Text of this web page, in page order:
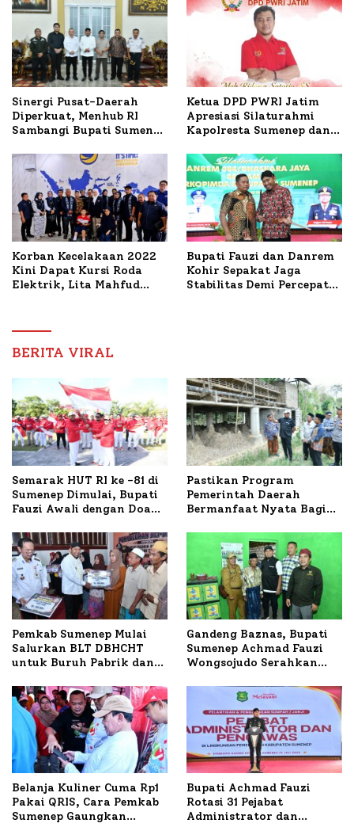
Sinergi Pusat-Daerah
Diperkuat, Menhub RI
Sambangi Bupati Sumenep
Mutiara Sentosa II
Ketua DPD PWRI Jatim
Apresiasi Silaturahmi
Kapolresta Sumenep dan
Ideal Polri-Pers
Korban Kecelakaan 2022
Kini Dapat Kursi Roda
Elektrik, Lita Mahfud
Nabil
Bupati Fauzi dan Danrem
Kohir Sepakat Jaga
Stabilitas Demi Percepat
BERITA VIRAL
Semarak HUT RI ke -81 di
Sumenep Dimulai, Bupati
Fauzi Awali dengan Doa
Terbakar
Pastikan Program
Pemerintah Daerah
Bermanfaat Nyata Bagi
Sumenep Tinjau Langsung
Budidaya Lele dan Ayam
Petelur di Desa Bataal
Timur
Pemkab Sumenep Mulai
Salurkan BLT DBHCHT
untuk Buruh Pabrik dan
Gandeng Baznas, Bupati
Sumenep Achmad Fauzi
Wongsojudo Serahkan
Dua Kecamatan
Belanja Kuliner Cuma Rp1
Pakai QRIS, Cara Pemkab
Sumenep Gaungkan
Bupati Achmad Fauzi
Rotasi 31 Pejabat
Administrator dan